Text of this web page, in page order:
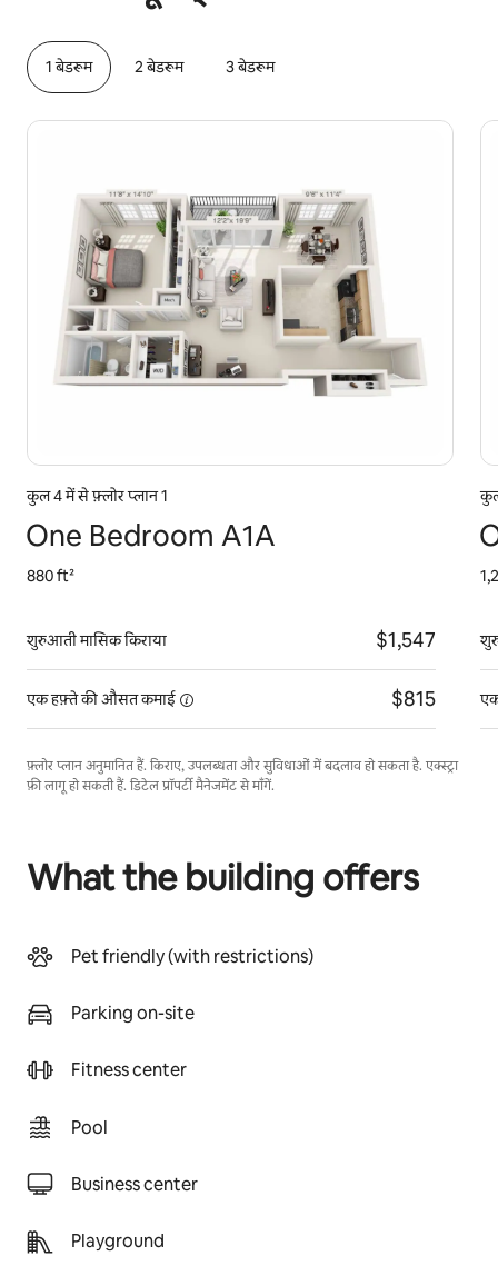
1 बेडरूम 2 बेडरूम 3 बेडरूम
कुल 4 में से फ़्लोर प्लान 1
One Bedroom A1A
880 ft²
शुरुआती मासिक किराया $1,547
एक हफ़्ते की औसतकमाई $815
फ़्लोर प्लान अनुमानित हैं. किराए, उपलब्धता और सुविधाओं में बदलाव हो सकता है. एक्स्ट्रा
फ़ी लागू हो सकती हैं. डिटेल प्रॉपर्टी मैनेजमेंट से माँगें.
What the building offers
Pet friendly (with restrictions)
Parking on-site
Fitness center
Pool
Business center
Playground